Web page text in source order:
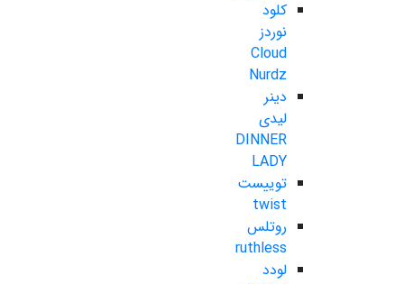
کلود
نوردز
Cloud
Nurdz
دینر
لیدی
DINNER
LADY
توییست
twist
روتلس
ruthless
لودد